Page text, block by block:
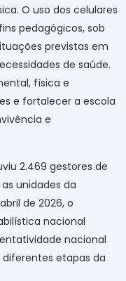
O uso dos celulares
pedagógicos, sob
previstas em
de saúde.
física e
e fortalecer a escola
e
2.469 gestores de
unidades da
de 2026, o
nacional
nacional
diferentes etapas da